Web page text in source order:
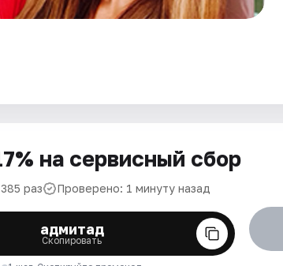
на сервисный сбор
раз Проверено: 1 минуту назад
адмитад
Скопировать